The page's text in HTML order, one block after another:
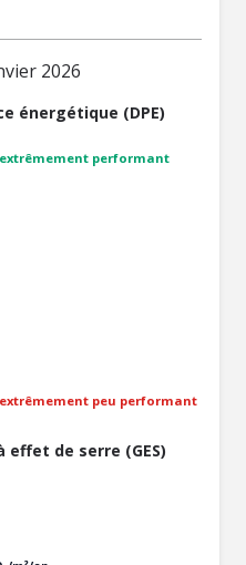
2026
énergétique (DPE)
performant
peu performant
effet de serre (GES)